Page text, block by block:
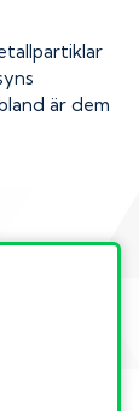
är dem